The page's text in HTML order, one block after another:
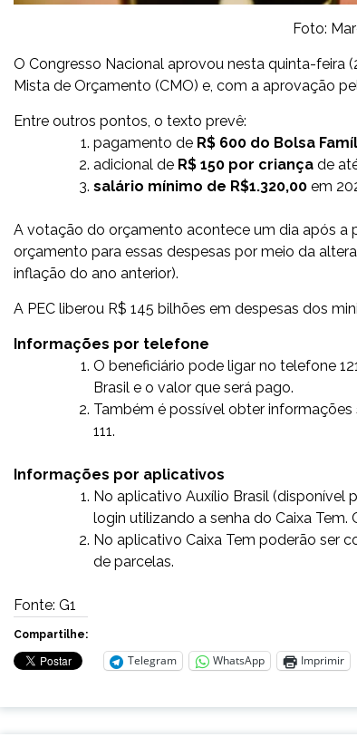
Foto:
O Congresso Nacional aprovou nesta quinta-feira
Mista de Orçamento (CMO) e, com a aprovação
Entre outros pontos, o texto prevê:
pagamento de R$ 600 do Bolsa
adicional de R$ 150 por criança de
salário mínimo de R$1.320,00 em
A votação do orçamento acontece um dia após a
orçamento para essas despesas por meio da
inflação do ano anterior).
A PEC liberou R$ 145 bilhões em despesas dos
Informações por telefone
O beneficiário pode ligar no telefone 121
Brasil e o valor que será pago.
Também é possível obter
111.
Informações por aplicativos
No aplicativo Auxílio Brasil (disponível
login utilizando a senha do Caixa
No aplicativo Caixa Tem poderão ser
de parcelas.
Fonte: G1
Compartilhe:
Telegram WhatsApp Imprimir